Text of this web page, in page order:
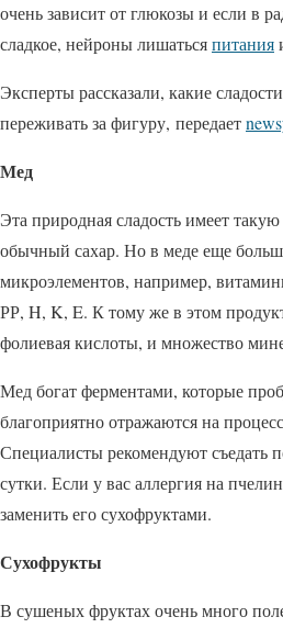
очень зависит от глюкозы и если в
сладкое, нейроны лишатьсяпитания
Эксперты рассказали, какие
переживать за фигуру, передает
Мед
Эта природная сладость имеет
обычный сахар. Но в меде еще
микроэлементов, например,
РР, H, K, E. К тому же в этом
фолиевая кислоты, и множество
Мед богат ферментами, которые
благоприятно отражаются на
Специалисты рекомендуют съедать
сутки. Если у вас аллергия на
заменить его сухофруктами.
Сухофрукты
В сушеных фруктах очень много